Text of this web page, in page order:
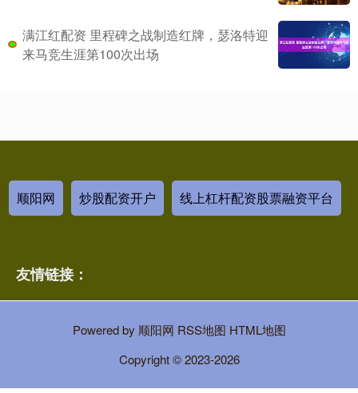
满江红配资 里程碑之战制造红牌，瑟洛特迎
来马竞生涯第100次出场
顺阳网 炒股配资开户 线上杠杆配资股票融资平台
友情链接：
Powered by 顺阳网 RSS地图 HTML地图
Copyright© 2023-2026